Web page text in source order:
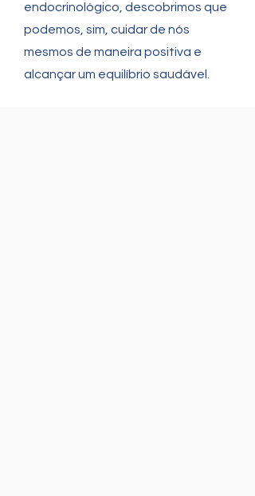
endocrinológico, descobrimos que
podemos, sim, cuidar de nós
mesmos de maneira positiva e
alcançar um equilíbrio saudável.